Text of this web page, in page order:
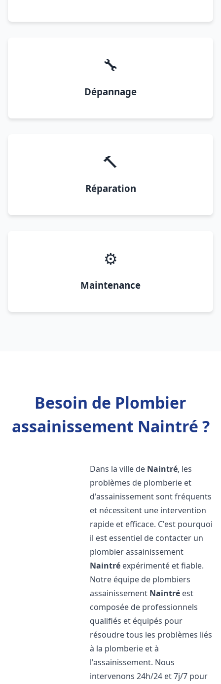
🔧
Dépannage
🔨
Réparation
⚙️
Maintenance
Besoin de Plombier
assainissement Naintré ?
Dans la ville de Naintré, les
problèmes de plomberie et
d'assainissement sont fréquents
et nécessitent une intervention
rapide et efficace. C'est pourquoi
il est essentiel de contacter un
plombier assainissement
Naintré expérimenté et fiable.
Notre équipe de plombiers
assainissement Naintré est
composée de professionnels
qualifiés et équipés pour
résoudre tous les problèmes liés
à la plomberie et à
l'assainissement. Nous
intervenons 24h/24 et 7j/7 pour